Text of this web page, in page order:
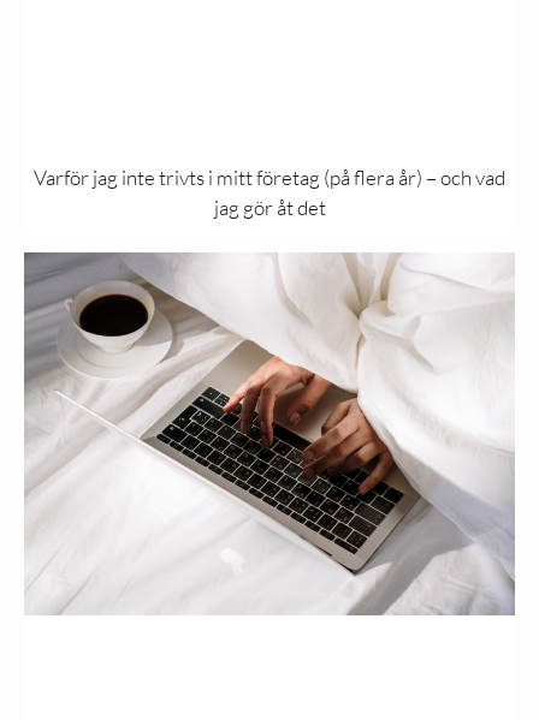
Varför jag inte trivts i mitt företag (på flera år) – och vad
jag gör åt det